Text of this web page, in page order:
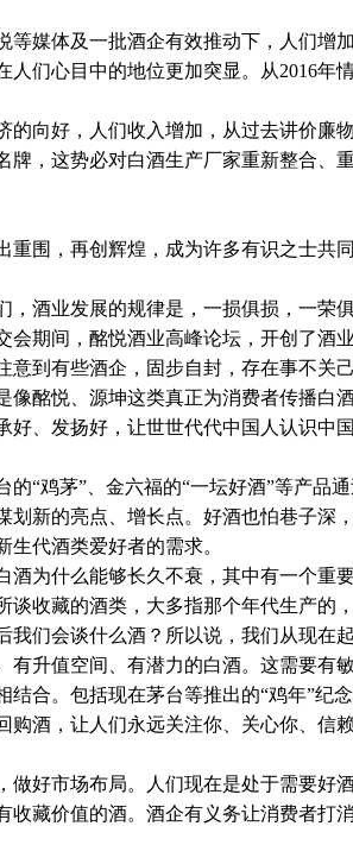
媒体及一批酒企有效推动下，人们增
们心目中的地位更加突显。从2016年
向好，人们收入增加，从过去讲价廉
牌，这势必对白酒生产厂家重新整合、
围，再创辉煌，成为许多有识之士共同
酒业发展的规律是，一损俱损，一荣俱
期间，酩悦酒业高峰论坛，开创了酒
到有些酒企，固步自封，存在事不关
酩悦、源坤这类真正为消费者传播白
、发扬好，让世世代代中国人认识中
“鸡茅”、金六福的“一坛好酒”等产品
新的亮点、增长点。好酒也怕巷子深
代酒类爱好者的需求。
为什么能够长久不衰，其中有一个重
谈收藏的酒类，大多指那个年代生产的
我们会谈什么酒？所以说，我们从现在
升值空间、有潜力的白酒。这需要有
合。包括现在茅台等推出的“鸡年”纪
酒，让人们永远关注你、关心你、信
好市场布局。人们现在是处于需要好酒
藏价值的酒。酒企有义务让消费者打